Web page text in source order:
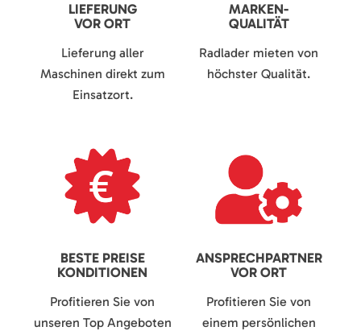
LIEFERUNG
VOR ORT
Lieferung aller
Maschinen direkt zum
Einsatzort.
MARKEN-
QUALITÄT
Radlader mieten von
höchster Qualität.
BESTE PREISE
KONDITIONEN
Profitieren Sie von
unseren Top Angeboten
ANSPRECHPARTNER
VOR ORT
Profitieren Sie von
einem persönlichen